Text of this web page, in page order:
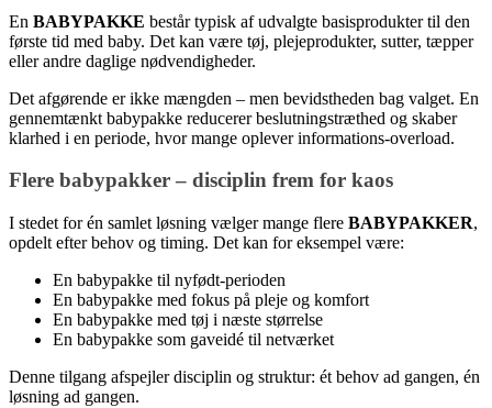
En BABYPAKKE består typisk af udvalgte basisprodukter til den
første tid med baby. Det kan være tøj, plejeprodukter, sutter, tæpper
eller andre daglige nødvendigheder.
Det afgørende er ikke mængden – men bevidstheden bag valget. En
gennemtænkt babypakke reducerer beslutningstræthed og skaber
klarhed i en periode, hvor mange oplever informations-overload.
Flere babypakker – disciplin frem for kaos
I stedet for én samlet løsning vælger mange flere BABYPAKKER,
opdelt efter behov og timing. Det kan for eksempel være:
En babypakke til nyfødt-perioden
En babypakke med fokus på pleje og komfort
En babypakke med tøj i næste størrelse
En babypakke som gaveidé til netværket
Denne tilgang afspejler disciplin og struktur: ét behov ad gangen, én
løsning ad gangen.